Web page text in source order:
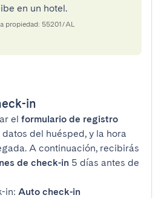
en un hotel.
propiedad: 55201/AL
in
el formulario de registro
del huésped, y la hora
A continuación, recibirás
de check-in 5 días antes de
in: Auto check-in